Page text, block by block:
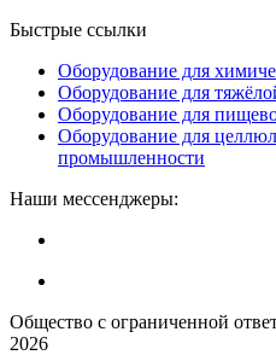
Быстрые ссылки
Оборудование для
Оборудование для
Оборудование для
Оборудование для
промышленности
Наши мессенджеры:
Общество с ограниченной
2026